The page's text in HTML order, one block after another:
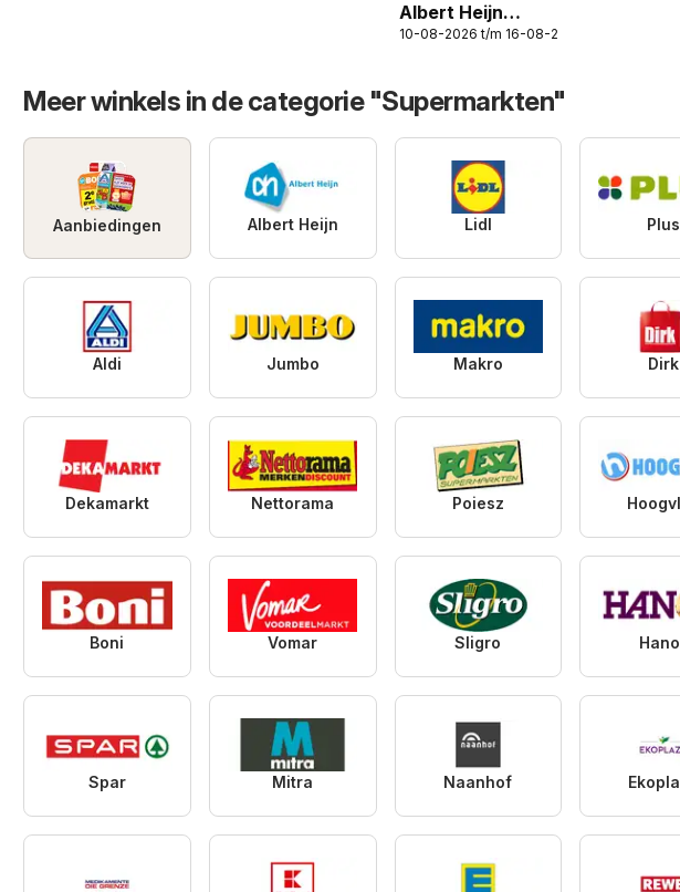
Albert Heijn
folder -
folder week 33
10-08-2026 t/m 16-08-2026
Meer winkels in de categorie "Supermarkten"
Aanbiedingen Albert Heijn Lidl Plus
Aldi Jumbo Makro Dirk
Dekamarkt Nettorama Poiesz
Boni Vomar Sligro
Spar Mitra Naanhof